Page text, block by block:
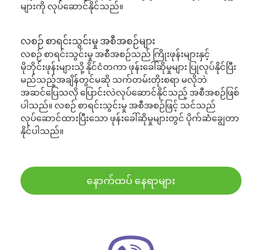
များကို လုပ်ဆောင်နိုင်သည်။
လစဉ် စာရင်းသွင်းမှု အစီအစဉ်များ
လစဉ် စာရင်းသွင်းမှု အစီအစဉ်သည် ကြိုးဖုန်းများနှင့်
မိုဘိုင်းဖုန်းများသို့ နိုင်ငံတကာ ဖုန်းခေါ်ဆိုမှုများ ပြုလုပ်နိုင်ပြီး
မည်သည့်အချိန်တွင်မဆို သက်တမ်းတိုးစရာ မလိုဘဲ
အဆင်ပြေသလို ပြောင်းလဲလုပ်ဆောင်နိုင်သည့် အစီအစဉ်ဖြစ်
ပါသည်။ လစဉ် စာရင်းသွင်းမှု အစီအစဉ်ဖြင့် သင်သည်
လုပ်ဆောင်ထားပြီးသော ဖုန်းခေါ်ဆိုမှုများတွင် ပိုက်ဆံချွေတာ
နိုင်ပါသည်။
နောက်ထပ် နေရာများ